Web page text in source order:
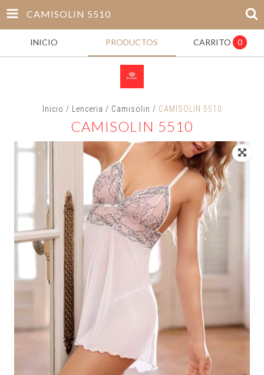
CAMISOLIN 5510
INICIO PRODUCTOS CARRITO 0
Inicio / Lenceria / Camisolin / CAMISOLIN 5510
CAMISOLIN 5510